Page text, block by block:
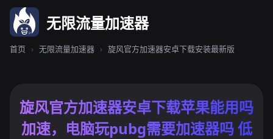
无限流量加速器
首页 › 无限流量加速器 › 旋风官方加速器安卓下载安装最新版
旋风官方加速器安卓下载苹果能用吗
加速，电脑玩pubg需要加速器吗 低